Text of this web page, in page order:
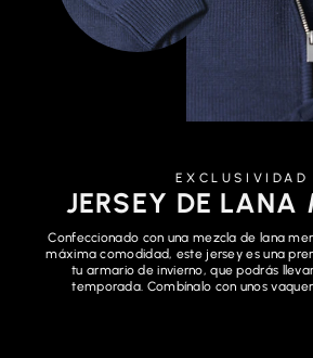
EXCLUSIVIDAD
JERSEY DE LANA
Confeccionado con una mezcla de lana
máxima comodidad, este jersey es una
tu armario de invierno, que podrás
temporada. Combínalo con unos